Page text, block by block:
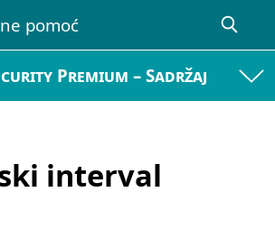
Premium – Sadržaj
interval